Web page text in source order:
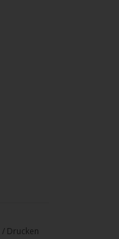
/ Drucken